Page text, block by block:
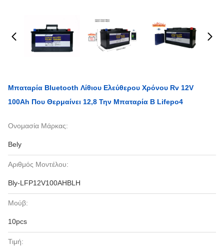
Μπαταρία Bluetooth Λίθιου Ελεύθερου Χρόνου Rv 12V
100Ah Που Θερμαίνει 12,8 Την Μπαταρία Β Lifepo4
Ονομασία Μάρκας:
Bely
Αριθμός Μοντέλου:
Bly-LFP12V100AHBLH
Μούβ:
10pcs
Τιμή: